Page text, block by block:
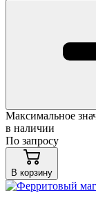
Максимальное
в наличии
По запросу
В корзину